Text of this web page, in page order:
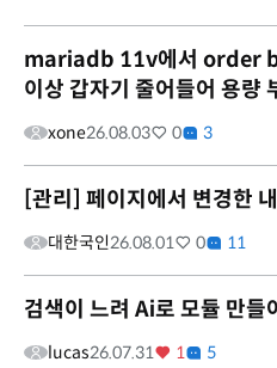
mariadb 11v에서 order
이상 갑자기 줄어들어 용량
xone26.08.03 0 3
[관리] 페이지에서 변경한
대한국인26.08.01 0 11
검색이 느려 Ai로 모듈 만들
lucas26.07.31 1 5